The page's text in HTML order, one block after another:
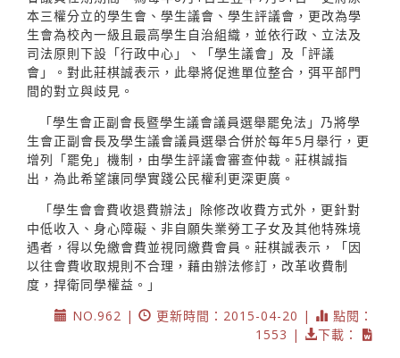
本三權分立的學生會、學生議會、學生評議會，更改為學
生會為校內一級且最高學生自治組織，並依行政、立法及
司法原則下設「行政中心」、「學生議會」及「評議
會」。對此莊棋誠表示，此舉將促進單位整合，弭平部門
間的對立與歧見。
「學生會正副會長暨學生議會議員選舉罷免法」乃將學
生會正副會長及學生議會議員選舉合併於每年5月舉行，更
增列「罷免」機制，由學生評議會審查仲裁。莊棋誠指
出，為此希望讓同學實踐公民權利更深更廣。
「學生會會費收退費辦法」除修改收費方式外，更針對
中低收入、身心障礙、非自願失業勞工子女及其他特殊境
遇者，得以免繳會費並視同繳費會員。莊棋誠表示，「因
以往會費收取規則不合理，藉由辦法修訂，改革收費制
度，捍衛同學權益。」
NO.962 |
更新時間：2015-04-20 |
點閱：
1553 |
下載：